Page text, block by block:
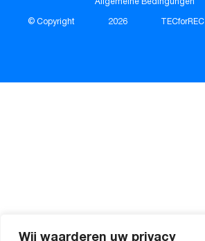
Wij waarderen uw privacy
© Copyright 2026 TECforREC